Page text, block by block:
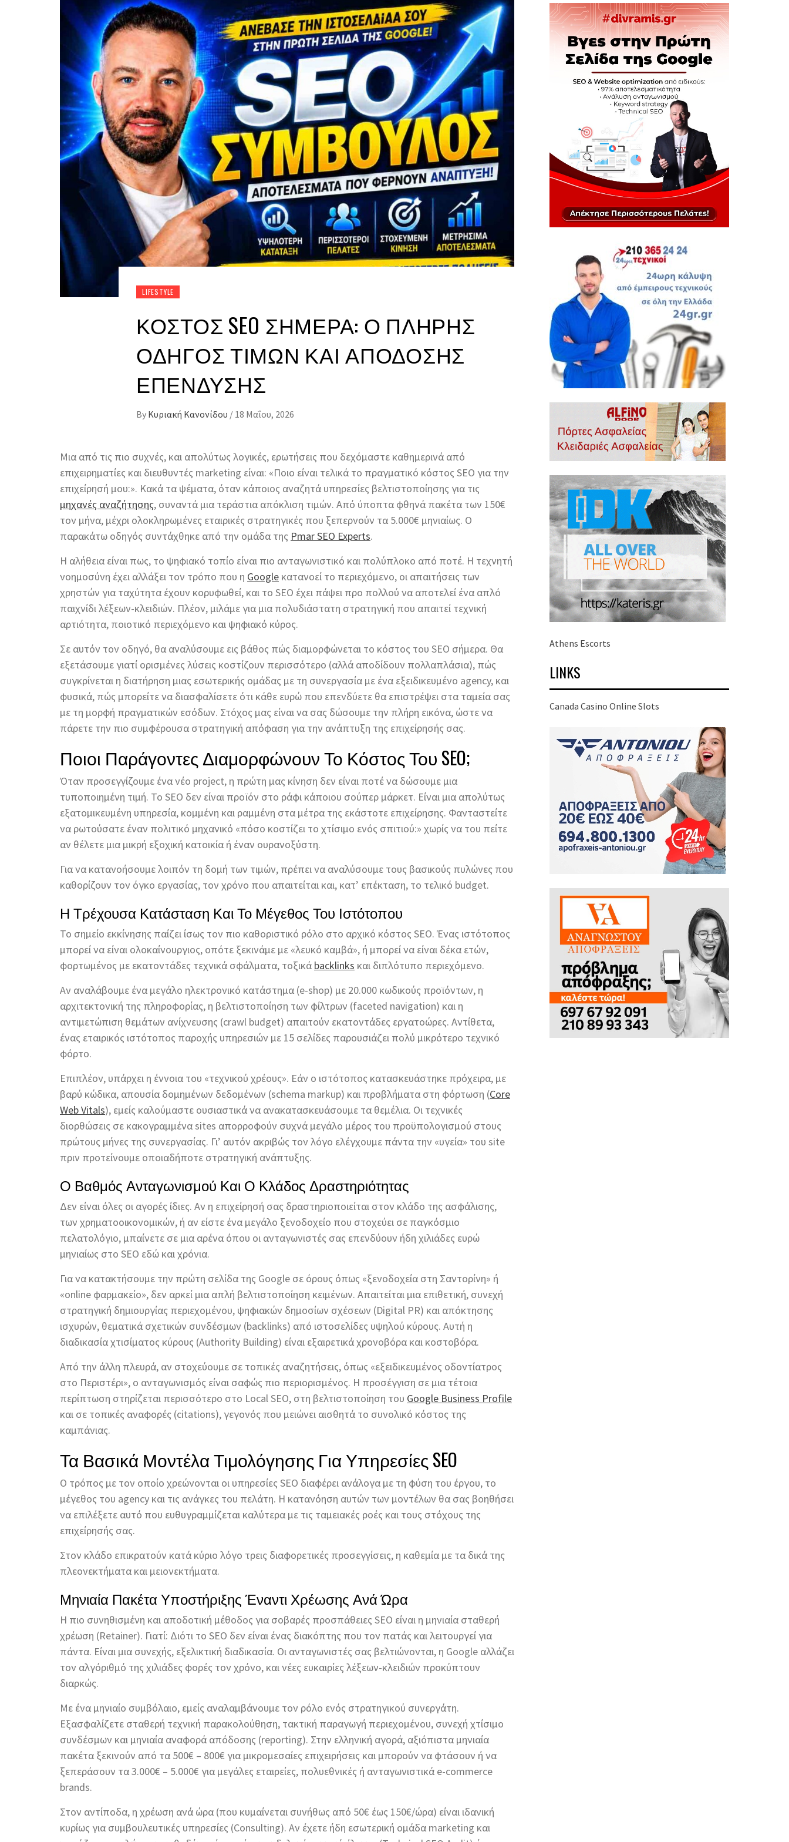
LIFESTYLE
ΚΌΣΤΟΣ SEO ΣΉΜΕΡΑ: Ο ΠΛΉΡΗΣ
ΟΔΗΓΌΣ ΤΙΜΏΝ ΚΑΙ ΑΠΌΔΟΣΗΣ
ΕΠΈΝΔΥΣΗΣ
By Κυριακή Κανονίδου / 18 Μαΐου, 2026
Μια από τις πιο συχνές, και απολύτως λογικές, ερωτήσεις που δεχόμαστε καθημερινά από
επιχειρηματίες και διευθυντές marketing είναι: «Ποιο είναι τελικά το πραγματικό κόστος SEO για την
επιχείρησή μου:». Κακά τα ψέματα, όταν κάποιος αναζητά υπηρεσίες βελτιστοποίησης για τις
μηχανές αναζήτησης, συναντά μια τεράστια απόκλιση τιμών. Από ύποπτα φθηνά πακέτα των 150€
τον μήνα, μέχρι ολοκληρωμένες εταιρικές στρατηγικές που ξεπερνούν τα 5.000€ μηνιαίως. Ο
παρακάτω οδηγός συντάχθηκε από την ομάδα της Pmar SEO Experts.
Η αλήθεια είναι πως, το ψηφιακό τοπίο είναι πιο ανταγωνιστικό και πολύπλοκο από ποτέ. Η τεχνητή
νοημοσύνη έχει αλλάξει τον τρόπο που η Google κατανοεί το περιεχόμενο, οι απαιτήσεις των
χρηστών για ταχύτητα έχουν κορυφωθεί, και το SEO έχει πάψει προ πολλού να αποτελεί ένα απλό
παιχνίδι λέξεων-κλειδιών. Πλέον, μιλάμε για μια πολυδιάστατη στρατηγική που απαιτεί τεχνική
αρτιότητα, ποιοτικό περιεχόμενο και ψηφιακό κύρος.
Σε αυτόν τον οδηγό, θα αναλύσουμε εις βάθος πώς διαμορφώνεται το κόστος του SEO σήμερα. Θα
εξετάσουμε γιατί ορισμένες λύσεις κοστίζουν περισσότερο (αλλά αποδίδουν πολλαπλάσια), πώς
συγκρίνεται η διατήρηση μιας εσωτερικής ομάδας με τη συνεργασία με ένα εξειδικευμένο agency, και
φυσικά, πώς μπορείτε να διασφαλίσετε ότι κάθε ευρώ που επενδύετε θα επιστρέψει στα ταμεία σας
με τη μορφή πραγματικών εσόδων. Στόχος μας είναι να σας δώσουμε την πλήρη εικόνα, ώστε να
πάρετε την πιο συμφέρουσα στρατηγική απόφαση για την ανάπτυξη της επιχείρησής σας.
Ποιοι Παράγοντες Διαμορφώνουν Το Κόστος Του SEO;
Όταν προσεγγίζουμε ένα νέο project, η πρώτη μας κίνηση δεν είναι ποτέ να δώσουμε μια
τυποποιημένη τιμή. Το SEO δεν είναι προϊόν στο ράφι κάποιου σούπερ μάρκετ. Είναι μια απολύτως
εξατομικευμένη υπηρεσία, κομμένη και ραμμένη στα μέτρα της εκάστοτε επιχείρησης. Φανταστείτε
να ρωτούσατε έναν πολιτικό μηχανικό «πόσο κοστίζει το χτίσιμο ενός σπιτιού:» χωρίς να του πείτε
αν θέλετε μια μικρή εξοχική κατοικία ή έναν ουρανοξύστη.
Για να κατανοήσουμε λοιπόν τη δομή των τιμών, πρέπει να αναλύσουμε τους βασικούς πυλώνες που
καθορίζουν τον όγκο εργασίας, τον χρόνο που απαιτείται και, κατ’ επέκταση, το τελικό budget.
Η Τρέχουσα Κατάσταση Και Το Μέγεθος Του Ιστότοπου
Το σημείο εκκίνησης παίζει ίσως τον πιο καθοριστικό ρόλο στο αρχικό κόστος SEO. Ένας ιστότοπος
μπορεί να είναι ολοκαίνουργιος, οπότε ξεκινάμε με «λευκό καμβά», ή μπορεί να είναι δέκα ετών,
φορτωμένος με εκατοντάδες τεχνικά σφάλματα, τοξικά backlinks και διπλότυπο περιεχόμενο.
Αν αναλάβουμε ένα μεγάλο ηλεκτρονικό κατάστημα (e-shop) με 20.000 κωδικούς προϊόντων, η
αρχιτεκτονική της πληροφορίας, η βελτιστοποίηση των φίλτρων (faceted navigation) και η
αντιμετώπιση θεμάτων ανίχνευσης (crawl budget) απαιτούν εκατοντάδες εργατοώρες. Αντίθετα,
ένας εταιρικός ιστότοπος παροχής υπηρεσιών με 15 σελίδες παρουσιάζει πολύ μικρότερο τεχνικό
φόρτο.
Επιπλέον, υπάρχει η έννοια του «τεχνικού χρέους». Εάν ο ιστότοπος κατασκευάστηκε πρόχειρα, με
βαρύ κώδικα, απουσία δομημένων δεδομένων (schema markup) και προβλήματα στη φόρτωση (Core
Web Vitals), εμείς καλούμαστε ουσιαστικά να ανακατασκευάσουμε τα θεμέλια. Οι τεχνικές
διορθώσεις σε κακογραμμένα sites απορροφούν συχνά μεγάλο μέρος του προϋπολογισμού στους
πρώτους μήνες της συνεργασίας. Γι’ αυτόν ακριβώς τον λόγο ελέγχουμε πάντα την «υγεία» του site
πριν προτείνουμε οποιαδήποτε στρατηγική ανάπτυξης.
Ο Βαθμός Ανταγωνισμού Και Ο Κλάδος Δραστηριότητας
Δεν είναι όλες οι αγορές ίδιες. Αν η επιχείρησή σας δραστηριοποιείται στον κλάδο της ασφάλισης,
των χρηματοοικονομικών, ή αν είστε ένα μεγάλο ξενοδοχείο που στοχεύει σε παγκόσμιο
πελατολόγιο, μπαίνετε σε μια αρένα όπου οι ανταγωνιστές σας επενδύουν ήδη χιλιάδες ευρώ
μηνιαίως στο SEO εδώ και χρόνια.
Για να κατακτήσουμε την πρώτη σελίδα της Google σε όρους όπως «ξενοδοχεία στη Σαντορίνη» ή
«online φαρμακείο», δεν αρκεί μια απλή βελτιστοποίηση κειμένων. Απαιτείται μια επιθετική, συνεχή
στρατηγική δημιουργίας περιεχομένου, ψηφιακών δημοσίων σχέσεων (Digital PR) και απόκτησης
ισχυρών, θεματικά σχετικών συνδέσμων (backlinks) από ιστοσελίδες υψηλού κύρους. Αυτή η
διαδικασία χτισίματος κύρους (Authority Building) είναι εξαιρετικά χρονοβόρα και κοστοβόρα.
Από την άλλη πλευρά, αν στοχεύουμε σε τοπικές αναζητήσεις, όπως «εξειδικευμένος οδοντίατρος
στο Περιστέρι», ο ανταγωνισμός είναι σαφώς πιο περιορισμένος. Η προσέγγιση σε μια τέτοια
περίπτωση στηρίζεται περισσότερο στο Local SEO, στη βελτιστοποίηση του Google Business Profile
και σε τοπικές αναφορές (citations), γεγονός που μειώνει αισθητά το συνολικό κόστος της
καμπάνιας.
Τα Βασικά Μοντέλα Τιμολόγησης Για Υπηρεσίες SEO
Ο τρόπος με τον οποίο χρεώνονται οι υπηρεσίες SEO διαφέρει ανάλογα με τη φύση του έργου, το
μέγεθος του agency και τις ανάγκες του πελάτη. Η κατανόηση αυτών των μοντέλων θα σας βοηθήσει
να επιλέξετε αυτό που ευθυγραμμίζεται καλύτερα με τις ταμειακές ροές και τους στόχους της
επιχείρησής σας.
Στον κλάδο επικρατούν κατά κύριο λόγο τρεις διαφορετικές προσεγγίσεις, η καθεμία με τα δικά της
πλεονεκτήματα και μειονεκτήματα.
Μηνιαία Πακέτα Υποστήριξης Έναντι Χρέωσης Ανά Ώρα
Η πιο συνηθισμένη και αποδοτική μέθοδος για σοβαρές προσπάθειες SEO είναι η μηνιαία σταθερή
χρέωση (Retainer). Γιατί: Διότι το SEO δεν είναι ένας διακόπτης που τον πατάς και λειτουργεί για
πάντα. Είναι μια συνεχής, εξελικτική διαδικασία. Οι ανταγωνιστές σας βελτιώνονται, η Google αλλάζει
τον αλγόριθμό της χιλιάδες φορές τον χρόνο, και νέες ευκαιρίες λέξεων-κλειδιών προκύπτουν
διαρκώς.
Με ένα μηνιαίο συμβόλαιο, εμείς αναλαμβάνουμε τον ρόλο ενός στρατηγικού συνεργάτη.
Εξασφαλίζετε σταθερή τεχνική παρακολούθηση, τακτική παραγωγή περιεχομένου, συνεχή χτίσιμο
συνδέσμων και μηνιαία αναφορά απόδοσης (reporting). Στην ελληνική αγορά, αξιόπιστα μηνιαία
πακέτα ξεκινούν από τα 500€ – 800€ για μικρομεσαίες επιχειρήσεις και μπορούν να φτάσουν ή να
ξεπεράσουν τα 3.000€ – 5.000€ για μεγάλες εταιρείες, πολυεθνικές ή ανταγωνιστικά e-commerce
brands.
Στον αντίποδα, η χρέωση ανά ώρα (που κυμαίνεται συνήθως από 50€ έως 150€/ώρα) είναι ιδανική
κυρίως για συμβουλευτικές υπηρεσίες (Consulting). Αν έχετε ήδη εσωτερική ομάδα marketing και
Athens Escorts
LINKS
Canada Casino Online Slots